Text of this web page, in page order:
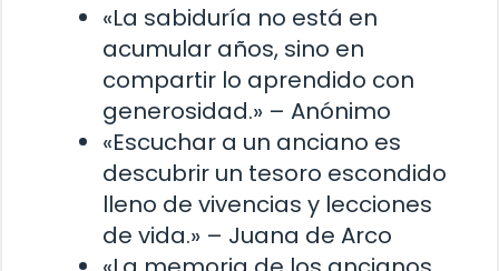
«La sabiduría no está en
acumular años, sino en
compartir lo aprendido con
generosidad.» – Anónimo
«Escuchar a un anciano es
descubrir un tesoro escondido
lleno de vivencias y lecciones
de vida.» – Juana de Arco